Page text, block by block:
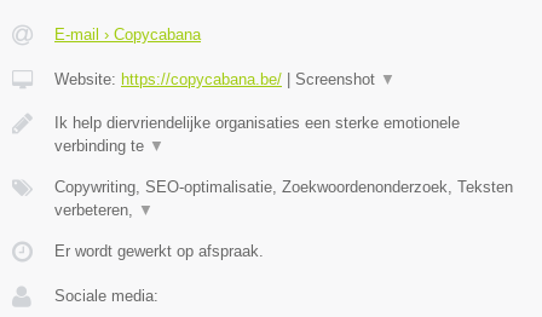
E-mail › Copycabana
Website: https://copycabana.be/ Screenshot ▼
Ik help diervriendelijke organisaties een sterke emotionele
verbinding te ▼
Copywriting, SEO-optimalisatie, Zoekwoordenonderzoek, Teksten
verbeteren, ▼
Er wordt gewerkt op afspraak.
Sociale media: